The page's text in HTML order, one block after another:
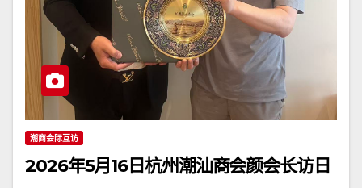
潮商会际互访
2026年5月16日杭州潮汕商会颜会长访日